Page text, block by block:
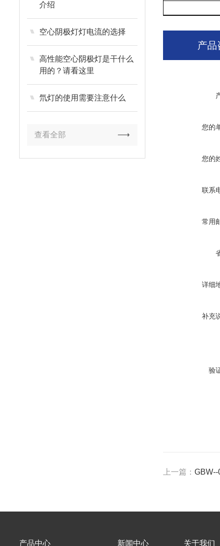
介绍
空心阴极灯灯电流的选择
高性能空心阴极灯是干什么
用的？请看这里
氘灯的使用需要注意什么
查看全部
产品
您的
您的
联系
常用
详细
补充
验
上一篇：
产品中心 新闻中心 关于我们